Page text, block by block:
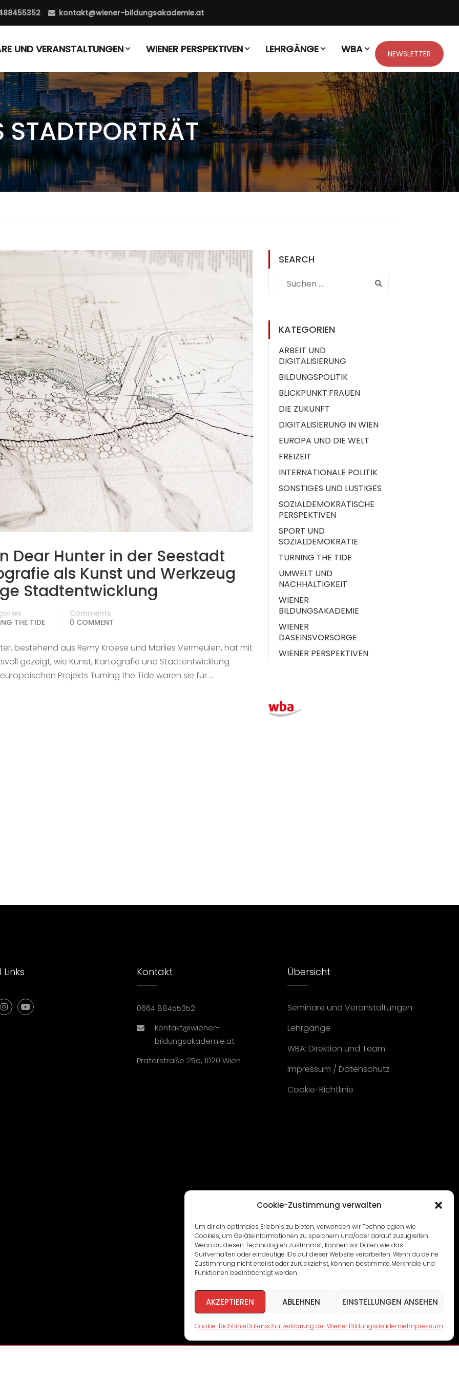
Cookie-Zustimmung verwalten
Um dir ein optimales Erlebnis zu bieten, verwenden wir Technologien wie
Cookies, um Geräteinformationen zu speichern und/oder darauf zuzugreifen.
Wenn du diesen Technologien zustimmst, können wir Daten wie das
Surfverhalten oder eindeutige IDs auf dieser Website verarbeiten. Wenn du deine
Zustimmung nicht erteilst oder zurückziehst, können bestimmte Merkmale und
Funktionen beeinträchtigt werden.
AKZEPTIEREN ABLEHNEN EINSTELLUNGEN ANSEHEN
Cookie-RichtlinieDatenschutzerklärung der Wiener BildungsakademieImpressum
kontakt@wiener-bildungsakademie.at
UND VERANSTALTUNGEN WIENER PERSPEKTIVEN LEHRGÄNGE WBA NEWSLETTER
Dear Hunter in der Seestadt
als Kunst und Werkzeug
Stadtentwicklung
THE TIDE
Comments
0 COMMENT
bestehend aus Remy Kroese und Marlies Vermeulen, hat mit
gezeigt, wie Kunst, Kartografie und Stadtentwicklung
Projekts Turning the Tide waren sie für …
SEARCH
KATEGORIEN
ARBEIT UND
DIGITALISIERUNG
BILDUNGSPOLITIK
BLICKPUNKT:FRAUEN
DIE ZUKUNFT
DIGITALISIERUNG IN WIEN
EUROPA UND DIE WELT
FREIZEIT
INTERNATIONALE POLITIK
SONSTIGES UND LUSTIGES
SOZIALDEMOKRATISCHE
PERSPEKTIVEN
SPORT UND
SOZIALDEMOKRATIE
TURNING THE TIDE
UMWELT UND
NACHHALTIGKEIT
WIENER
BILDUNGSAKADEMIE
WIENER
DASEINSVORSORGE
WIENER PERSPEKTIVEN
Kontakt
0664 88455352
kontakt@wiener-
bildungsakademie.at
Praterstraße 25a, 1020 Wien
Übersicht
Seminare und Veranstaltungen
Lehrgänge
WBA: Direktion und Team
Impressum / Datenschutz
Cookie-Richtlinie